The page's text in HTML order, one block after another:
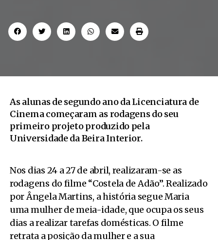
As alunas de segundo ano da Licenciatura de
Cinema começaram as rodagens do seu
primeiro projeto produzido pela
Universidade da Beira Interior.
Nos dias 24 a 27 de abril, realizaram-se as
rodagens do filme “Costela de Adão”. Realizado
por Ângela Martins, a história segue Maria
uma mulher de meia-idade, que ocupa os seus
dias a realizar tarefas domésticas. O filme
retrata a posição da mulher e a sua